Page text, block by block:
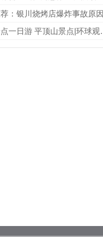
平顶山